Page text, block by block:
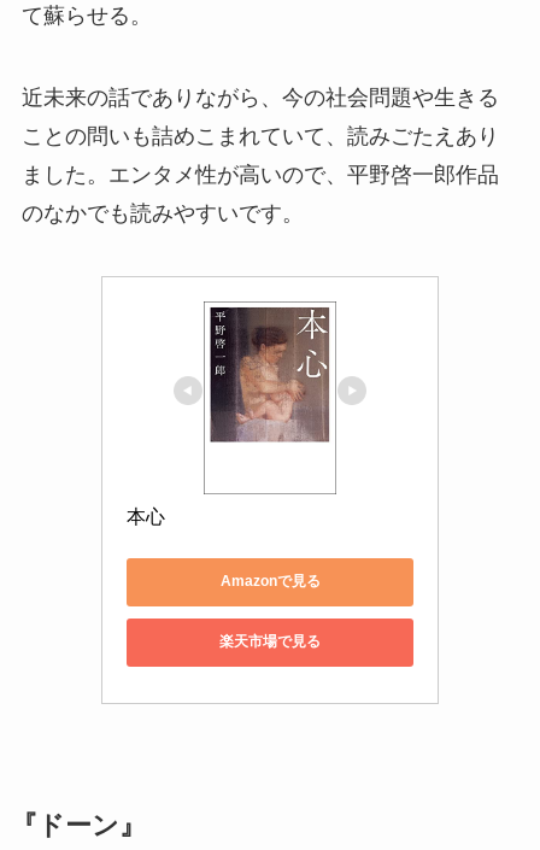
て蘇らせる。
近未来の話でありながら、今の社会問題や生きる
ことの問いも詰めこまれていて、読みごたえあり
ました。エンタメ性が高いので、平野啓一郎作品
のなかでも読みやすいです。
本心
Amazonで見る
楽天市場で見る
『ドーン』